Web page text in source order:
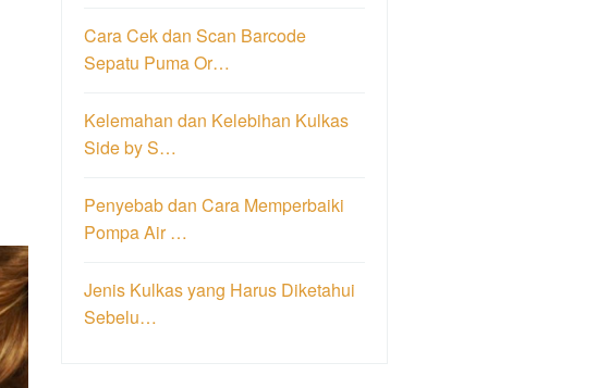
Cara Cek dan Scan Barcode
Sepatu Puma Or…
Kelemahan dan Kelebihan Kulkas
Side by S…
Penyebab dan Cara Memperbaiki
Pompa Air …
Jenis Kulkas yang Harus Diketahui
Sebelu…